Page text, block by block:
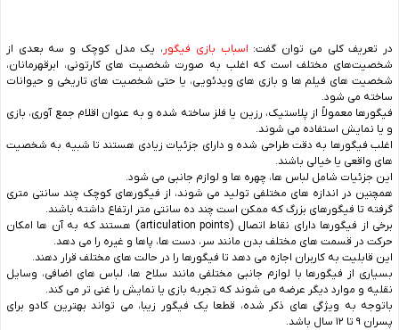
در تعریف کلی می توان گفت: اسباب بازی فیگور ، یک مدل کوچک و سه‌ بعدی از
شخصیت‌های مختلف است که اغلب به صورت شخصیت ‌های کارتونی، ابرقهرمانان،
شخصیت ‌های فیلم ‌ها و بازی ‌های ویدئویی، یا حتی شخصیت‌ های تاریخی و حیوانات
ساخته می ‌شود.
فیگورها معمولاً از پلاستیک، رزین یا فلز ساخته شده و به عنوان اقلام جمع ‌آوری، بازی
و یا نمایش استفاده می ‌شوند.
اغلب فیگورها به دقت طراحی شده و دارای جزئیات زیادی هستند تا شبیه به شخصیت‌
های واقعی یا خیالی باشند.
این جزئیات شامل لباس‌ ها، چهره‌ ها و لوازم جانبی می ‌شود.
همچنین در اندازه‌ های مختلفی تولید می ‌شوند، از فیگورهای کوچک چند سانتی ‌متری
گرفته تا فیگورهای بزرگ که ممکن است چند ده سانتی ‌متر ارتفاع داشته باشند.
برخی از فیگورها دارای نقاط اتصال (articulation points) هستند که به آن ها امکان
حرکت در قسمت‌ های مختلف بدن مانند سر، دست‌ ها، پاها و غیره را می ‌دهد.
این قابلیت به کاربران اجازه می ‌دهد تا فیگورها را در حالت ‌های مختلف قرار دهند.
بسیاری از فیگورها با لوازم جانبی مختلفی مانند سلاح ‌ها، لباس‌ های اضافی، وسایل
نقلیه و موارد دیگر عرضه می ‌شوند که تجربه بازی یا نمایش را غنی ‌تر می ‌کند.
باتوجه به ویژگی های ذکر شده، قطعا یک فیگور زیبا، می تواند بهترین کادو برای
پسران ۹ تا ۱۲ سال باشد.